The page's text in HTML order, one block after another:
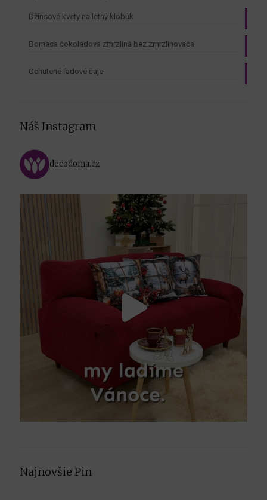
Džínsové kvety na letný klobúk
Domáca čokoládová zmrzlina bez zmrzlinovača
Ochutené ľadové čaje
Náš Instagram
decodoma.cz
Najnovšie Pin